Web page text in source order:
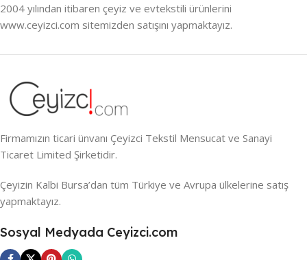
2004 yılından itibaren çeyiz ve evtekstili ürünlerini
www.ceyizci.com sitemizden satışını yapmaktayız.
Firmamızın ticari ünvanı Çeyizci Tekstil Mensucat ve Sanayi
Ticaret Limited Şirketidir.
Çeyizin Kalbi Bursa’dan tüm Türkiye ve Avrupa ülkelerine satış
yapmaktayız.
Sosyal Medyada Ceyizci.com